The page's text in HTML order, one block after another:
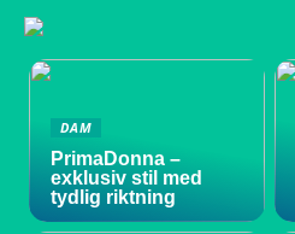
DAM
PrimaDonna –
exklusiv stil med
tydlig riktning